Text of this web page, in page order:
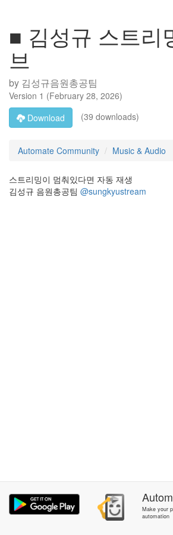
■ 김성규 스트리
브
by 김성규음원총공팀
Version 1 (February 28, 2026)
Download
(39 downloads)
Automate Community Music & Audio
스트리밍이 멈춰있다면 자동 재생
김성규 음원총공팀 @sungkyustream
Make your
automation